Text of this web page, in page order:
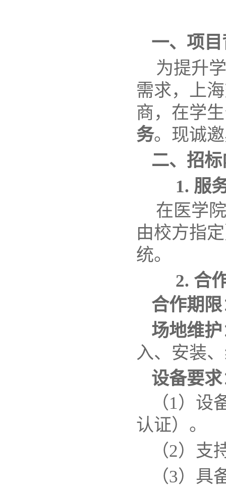
一、项
为提升
需求，上
商，在学
务。现诚
二、招
1. 服
在 医学院
由校方指
统。
2. 合
合作期限
场地维护
入、安装
设备要求
（1） 设
认证）。
（2） 支
（3） 具